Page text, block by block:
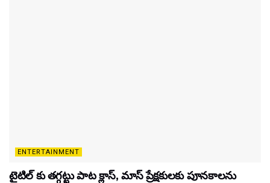
ENTERTAINMENT
టైటిల్‌ కు తగ్గట్టు పాట క్లాస్, మాస్ ప్రేక్షకులకు పూనకాలను